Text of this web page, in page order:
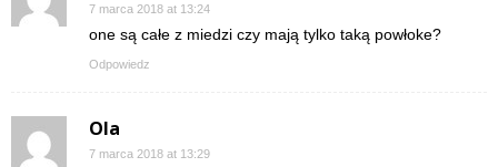
7 marca 2018 at 13:24
one są całe z miedzi czy mają tylko taką powłoke?
Odpowiedz
Ola
7 marca 2018 at 13:29